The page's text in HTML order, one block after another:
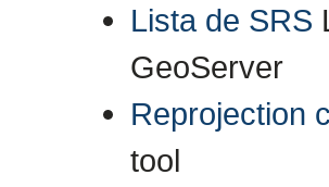
Lista de SRS
GeoServer
Reprojection
tool